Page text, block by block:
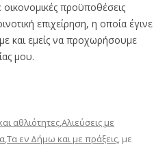
προϋποθέσεις
επιχείρηση, η οποία έγινε
και εμείς να προχωρήσουμε
μου.
αθλιότητες,Αλιεύσεις με
,Τα εν Δήμω και με πράξεις, με